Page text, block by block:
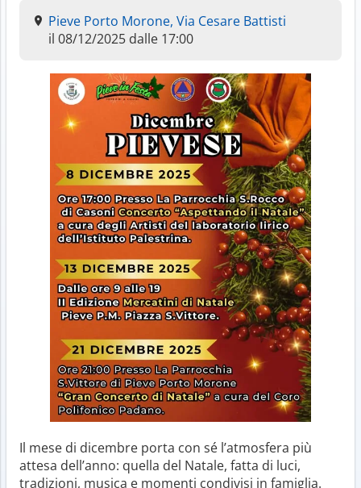
Pieve Porto Morone, Via Cesare Battisti
il 08/12/2025 dalle 17:00
Il mese di dicembre porta con sé l’atmosfera più
attesa dell’anno: quella del Natale, fatta di luci,
tradizioni, musica e momenti condivisi in famiglia.